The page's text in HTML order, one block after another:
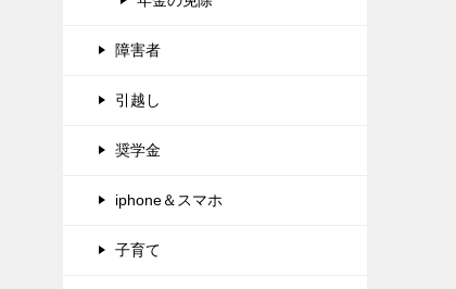
障害者
引越し
奨学金
iphone＆スマホ
子育て